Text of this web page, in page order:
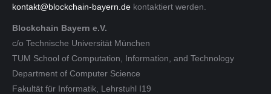
kontakt@blockchain-bayern.de kontaktiert werden.
Blockchain Bayern e.V.
c/o Technische Universität München
TUM School of Computation, Information, and Technology
Department of Computer Science
Fakultät für Informatik, Lehrstuhl I19